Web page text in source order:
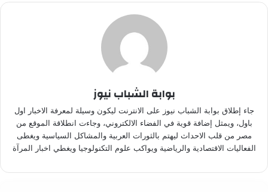
بوابة الشباب نيوز
جاء إطلاق بوابة الشباب نيوز على الانترنت ليكون وسيلة لمعرفة الاخبار اول
باول، ويمثل إضافة قوية في الفضاء الالكتروني، وجاءت انطلاقة الموقع من
مصر من قلب الاحداث ليهتم بالثورات العربية والمشاكل السياسية ويغطى
الفعاليات الاقتصادية والرياضية ويواكب علوم التكنولوجيا ويغطي اخبار المرآة